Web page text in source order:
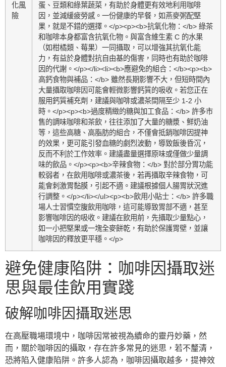
化風
險
蛋、豆類和綠葉蔬菜，有助於身體更有效地利用咖啡
因，並減緩疲勞感。一份健康的早餐，如燕麥粥配堅
果，就是不錯的選擇。</p><p><b>抗氧化物：</b> 綠茶
和咖啡本身都富含抗氧化物。與富含維生素 C 的水果
（如柑橘類、莓果）一同攝取，可以增強其抗氧化能
力，有益於身體對抗自由基的傷害，同時也有助於咖啡
因的代謝。</p></li><li><b>應避免的組合：</b><p><b>
高鈣食物與補品：</b> 雖然長期影響不大，但短時間內
大量攝取咖啡因可能會輕微影響鈣質的吸收。若您正在
服用鈣質補充劑，建議與咖啡或濃茶間隔至少 1-2 小
時。</p><p><b>過度精緻的糖與加工食品：</b> 許多市
售的調味咖啡和茶飲，往往添加了大量的糖漿、鮮奶油
等，這些高糖、高脂肪的組合，不僅會抵銷咖啡因提神
的效果，更可能引發血糖的劇烈波動，導致飯後昏沉，
反而不利於工作效率。建議盡量選擇原味或僅做少量調
味的飲品。</p><p><b>辛辣食物：</b> 對於部分胃功能
較弱者，在飲用咖啡或濃茶後，若再攝取辛辣食物，可
能會刺激胃黏膜，引起不適。建議根據個人腸胃狀況進
行調整。</p></li></ul><p><b>飲用小貼士：</b> 許多職
場人士習慣空腹飲用咖啡，這可能導致胃部不適，甚至
影響咖啡因的吸收。建議在飲用前，先攝取少量點心，
如一小把堅果或一塊全麥餅乾，有助於保護胃壁，並讓
咖啡因的釋放更平穩。</p>
避免健康陷阱：咖啡因攝取迷
思與最佳飲用實踐
破解咖啡因攝取迷思
在高壓職場環境中，咖啡因常被視為續命的靈丹妙藥，然
而，關於咖啡因的攝取，存在許多常見的迷思，若不釐清，
恐將陷入健康陷阱。許多人認為，咖啡因攝取越多，提神效